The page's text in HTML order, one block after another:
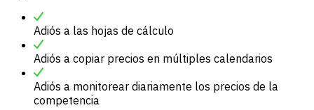
Adiós a las hojas de cálculo
Adiós a copiar precios en múltiples calendarios
Adiós a monitorear diariamente los precios de la
competencia